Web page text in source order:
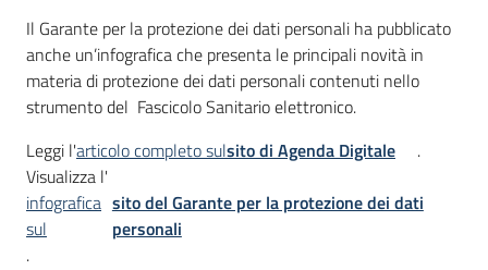
Il Garante per la protezione dei dati personali ha pubblicato
anche un’infografica che presenta le principali novità in
materia di protezione dei dati personali contenuti nello
strumento del Fascicolo Sanitario elettronico.
Leggi l'articolo completo sulsito di Agenda Digitale
.
Visualizza l'
infografica
sul
sito del Garante per la protezione dei dati
personali
.